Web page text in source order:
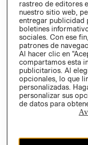
rastreo de editores
nuestro sitio web,
entregar publicidad
boletines
sociales. Con ese
patrones de
Al hacer clic en
compartamos esta
publicitarios. Al
opcionales, lo que
personalizadas.
personalizar sus
de datos para